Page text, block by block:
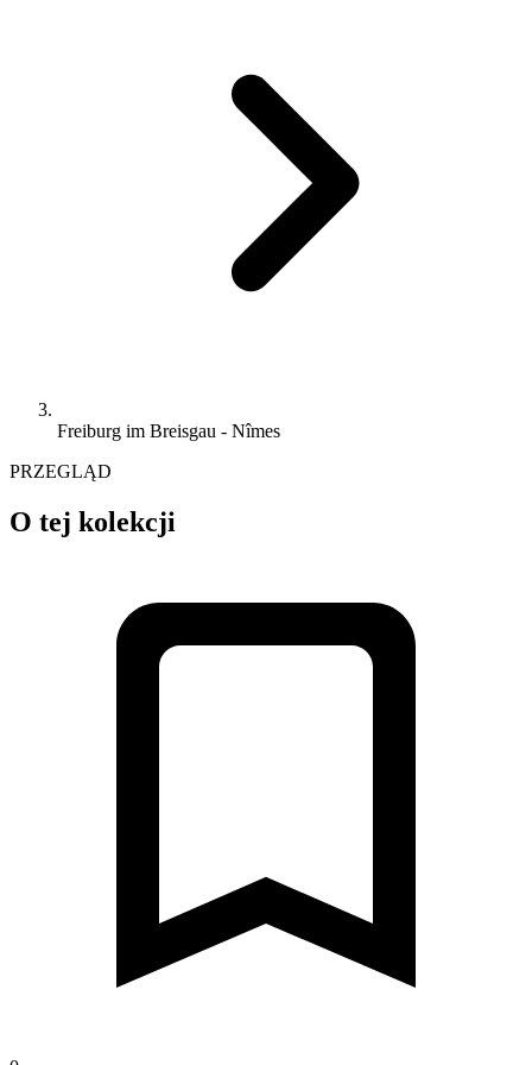
Freiburg im Breisgau - Nîmes
PRZEGLĄD
O tej kolekcji